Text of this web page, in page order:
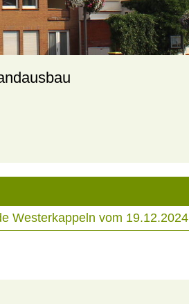
Westerkappeln vom 19.12.2024